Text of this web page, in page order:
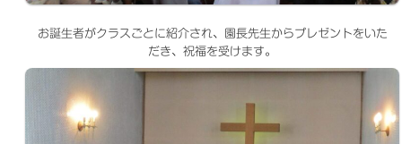
お誕生者がクラスごとに紹介され、園長先生からプレゼントをいた
だき、祝福を受けます。